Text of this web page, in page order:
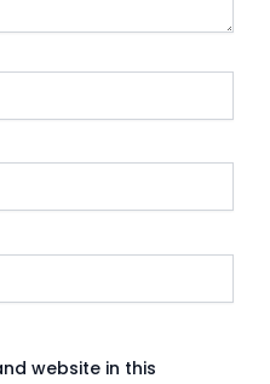
website in this